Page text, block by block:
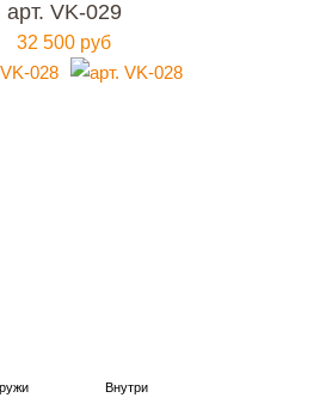
арт. VK-029
32 500 руб